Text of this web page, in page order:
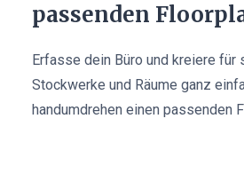
passenden
Erfasse dein Büro und kreiere für
Stockwerke und Räume ganz
handumdrehen einen passenden